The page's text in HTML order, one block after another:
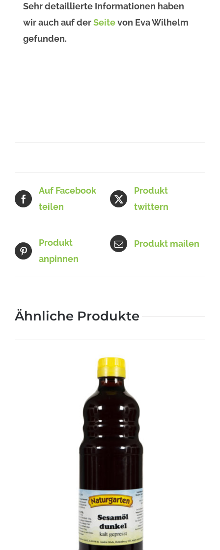
Sehr detaillierte Informationen haben
wir auch auf derSeitevon Eva Wilhelm
gefunden.
Auf Facebook
teilen
Produkt
twittern
Produkt
anpinnen
Produkt mailen
Ähnliche Produkte